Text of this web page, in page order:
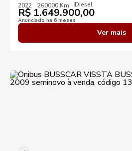
2022 260000 Km Diesel
R$ 1.649.900,00
Anunciado há 6 meses
Ver mais